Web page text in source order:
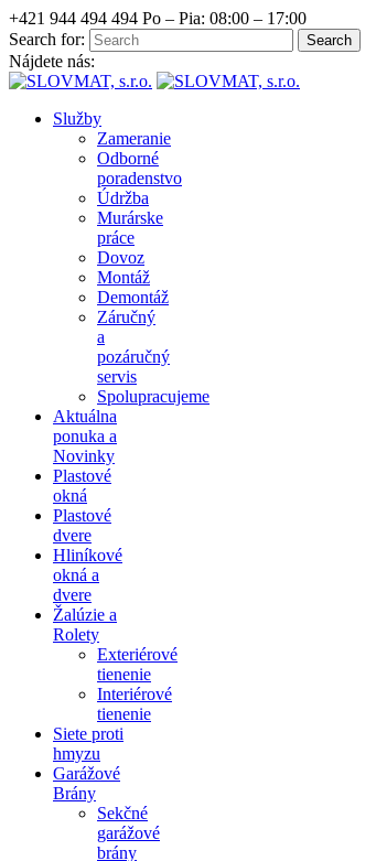
+421 944 494 494 Po – Pia: 08:00 – 17:00
Search for:
Nájdete nás:
Služby
Zameranie
Odborné
poradenstvo
Údržba
Murárske
práce
Dovoz
Montáž
Demontáž
Záručný
a
pozáručný
servis
Spolupracujeme
Aktuálna
ponuka a
Novinky
Plastové
okná
Plastové
dvere
Hliníkové
okná a
dvere
Žalúzie a
Rolety
Exteriérové
tienenie
Interiérové
tienenie
Siete proti
hmyzu
Garážové
Brány
Sekčné
garážové
brány